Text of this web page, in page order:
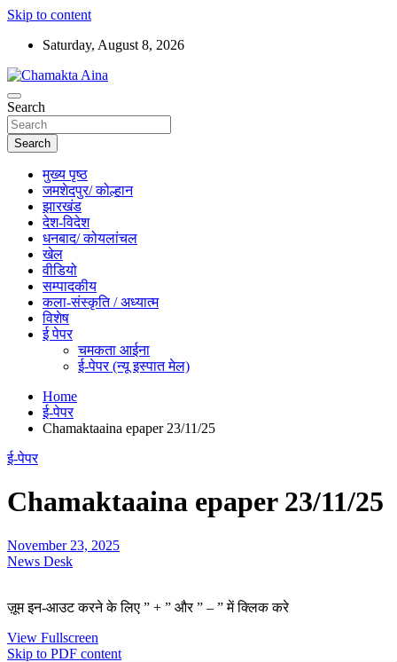
Skip to content
Saturday, August 8, 2026
Chamakta Aina
Hindi News Paper – Jharkhand
Search
Search
मुख्य पृष्ठ
जमशेदपुर/ कोल्हान
झारखंड
देश-विदेश
धनबाद/ कोयलांचल
खेल
वीडियो
सम्पादकीय
कला-संस्कृति / अध्यात्म
विशेष
ई पेपर
चमकता आईना
ई-पेपर (न्यू इस्पात मेल)
Home
ई-पेपर
Chamaktaaina epaper 23/11/25
ई-पेपर
Chamaktaaina epaper 23/11/25
November 23, 2025
News Desk
ज़ूम इन-आउट करने के लिए ” + ” और ” – ” में क्लिक करे
View Fullscreen
Skip to PDF content